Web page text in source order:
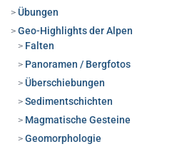
Übungen
Geo-Highlights der Alpen
Falten
Panoramen / Bergfotos
Überschiebungen
Sedimentschichten
Magmatische Gesteine
Geomorphologie